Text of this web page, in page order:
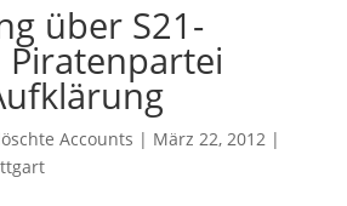
über S21-
Piratenpartei
Accounts | März 22, 2012|